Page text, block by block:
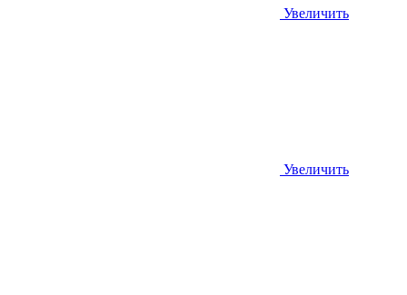
Увеличить
Увеличить